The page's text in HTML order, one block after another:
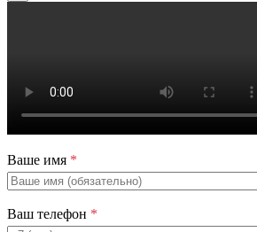
Ваше имя *
Ваш телефон *